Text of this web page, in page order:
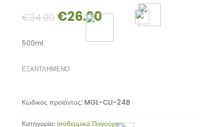
€34.90 Original
price
was:
€26.90Current
price
is:
500ml
ΕΞΑΝΤΛΗΜΕΝΟ
Κωδικός προϊόντος: MGL-CLI-24B
Κατηγορία: Ισοθερμικά Παγούρια